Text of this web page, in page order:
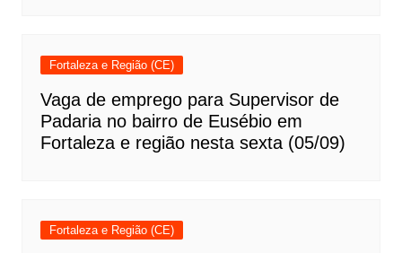
Fortaleza e Região (CE)
Vaga de emprego para Supervisor de
Padaria no bairro de Eusébio em
Fortaleza e região nesta sexta (05/09)
Fortaleza e Região (CE)